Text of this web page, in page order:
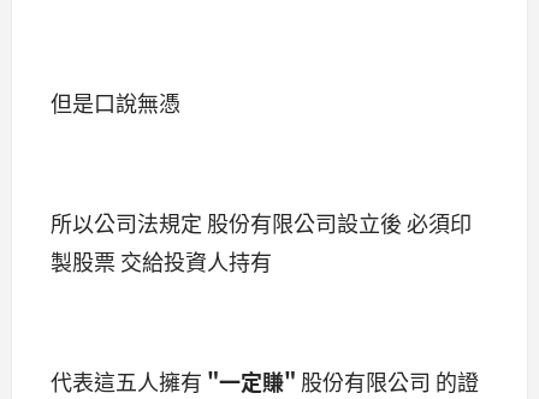
但是口說無憑
所以公司法規定 股份有限公司設立後 必須印
製股票 交給投資人持有
代表這五人擁有 "一定賺" 股份有限公司 的證